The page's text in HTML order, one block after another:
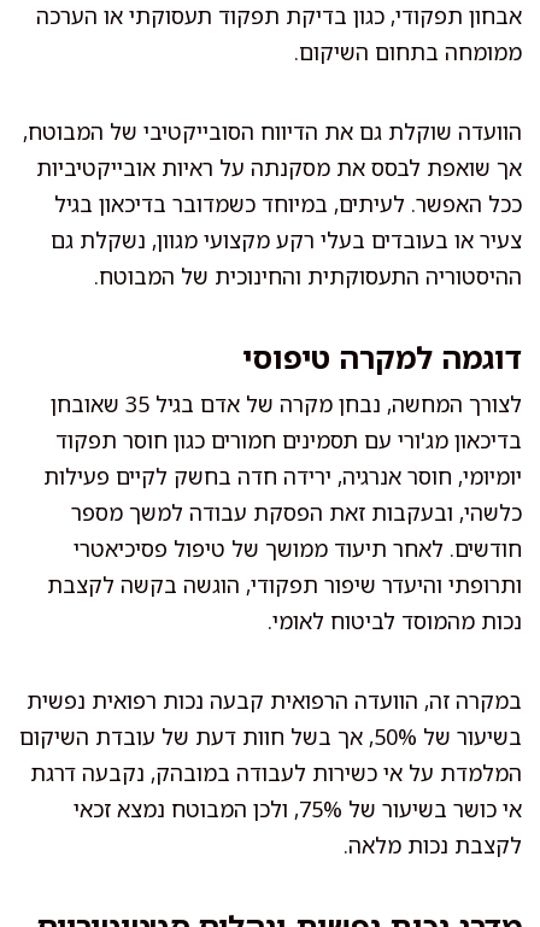
אבחון תפקודי, כגון בדיקת תפקוד תעסוקתי או הערכה
ממומחה בתחום השיקום.
הוועדה שוקלת גם את הדיווח הסובייקטיבי של המבוטח,
אך שואפת לבסס את מסקנתה על ראיות אובייקטיביות
ככל האפשר. לעיתים, במיוחד כשמדובר בדיכאון בגיל
צעיר או בעובדים בעלי רקע מקצועי מגוון, נשקלת גם
ההיסטוריה התעסוקתית והחינוכית של המבוטח.
דוגמה למקרה טיפוסי
לצורך המחשה, נבחן מקרה של אדם בגיל 35 שאובחן
בדיכאון מג'ורי עם תסמינים חמורים כגון חוסר תפקוד
יומיומי, חוסר אנרגיה, ירידה חדה בחשק לקיים פעילות
כלשהי, ובעקבות זאת הפסקת עבודה למשך מספר
חודשים. לאחר תיעוד ממושך של טיפול פסיכיאטרי
ותרופתי והיעדר שיפור תפקודי, הוגשה בקשה לקצבת
נכות מהמוסד לביטוח לאומי.
במקרה זה, הוועדה הרפואית קבעה נכות רפואית נפשית
בשיעור של 50%, אך בשל חוות דעת של עובדת השיקום
המלמדת על אי כשירות לעבודה במובהק, נקבעה דרגת
אי כושר בשיעור של 75%, ולכן המבוטח נמצא זכאי
לקצבת נכות מלאה.